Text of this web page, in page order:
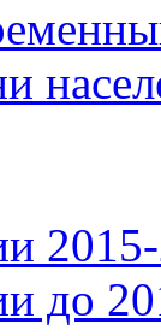
2015-
до